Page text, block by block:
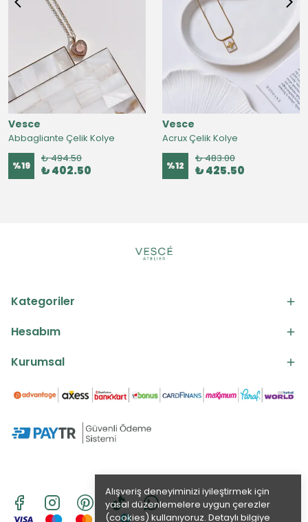
Alışveriş deneyiminizi iyileştirmek için
yasal düzenlemelere uygun çerezler
(cookies) kullanıyoruz. Detaylı bilgiye
Vesce
Abbagliante Çelik Kolye
%19
₺ 494.50
₺ 402.50
Vesce
Acrux Çelik Kolye
%12
₺ 483.00
₺ 425.50
Kategoriler
Hesabım
Kurumsal